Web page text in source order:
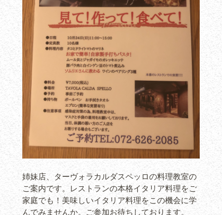
姉妹店、ターヴォラカルダスペッロの料理教室の
ご案内です。レストランの本格イタリア料理をご
家庭でも！美味しいイタリア料理をこの機会に学
んでみませんか。ご参加お待ちしております。